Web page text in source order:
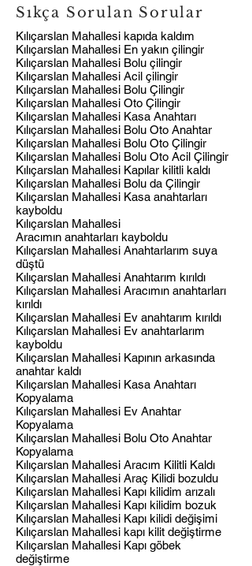
Sıkça Sorulan Sorular
Kılıçarslan Mahallesi kapıda kaldım
Kılıçarslan Mahallesi En yakın çilingir
Kılıçarslan Mahallesi Bolu çilingir
Kılıçarslan Mahallesi Acil çilingir
Kılıçarslan Mahallesi Bolu Çilingir
Kılıçarslan Mahallesi Oto Çilingir
Kılıçarslan Mahallesi Kasa Anahtarı
Kılıçarslan Mahallesi Bolu Oto Anahtar
Kılıçarslan Mahallesi Bolu Oto Çilingir
Kılıçarslan Mahallesi Bolu Oto Acil Çilingir
Kılıçarslan Mahallesi Kapılar kilitli kaldı
Kılıçarslan Mahallesi Bolu da Çilingir
Kılıçarslan Mahallesi Kasa anahtarları
kayboldu
Kılıçarslan Mahallesi
Aracımın anahtarları kayboldu
Kılıçarslan Mahallesi Anahtarlarım suya
düştü
Kılıçarslan Mahallesi Anahtarım kırıldı
Kılıçarslan Mahallesi Aracımın anahtarları
kırıldı
Kılıçarslan Mahallesi Ev anahtarım kırıldı
Kılıçarslan Mahallesi Ev anahtarlarım
kayboldu
Kılıçarslan Mahallesi Kapının arkasında
anahtar kaldı
Kılıçarslan Mahallesi Kasa Anahtarı
Kopyalama
Kılıçarslan Mahallesi Ev Anahtar
Kopyalama
Kılıçarslan Mahallesi Bolu Oto Anahtar
Kopyalama
Kılıçarslan Mahallesi Aracım Kilitli Kaldı
Kılıçarslan Mahallesi Araç Kilidi bozuldu
Kılıçarslan Mahallesi Kapı kilidim arızalı
Kılıçarslan Mahallesi Kapı kilidim bozuk
Kılıçarslan Mahallesi Kapı kilidi değişimi
Kılıçarslan Mahallesi kapı kilit değiştirme
Kılıçarslan Mahallesi Kapı göbek
değiştirme